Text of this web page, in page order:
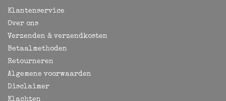
Klantenservice
Over ons
Verzenden & verzendkosten
Betaalmethoden
Retourneren
Algemene voorwaarden
Disclaimer
Klachten